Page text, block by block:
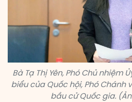
Bà Tạ Thị Yên, Phó Chủ nhiệm
biểu của Quốc hội, Phó Chánh
bầu cử Quốc gia.